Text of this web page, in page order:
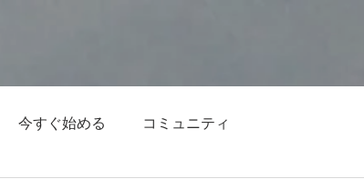
今すぐ始める コミュニティ